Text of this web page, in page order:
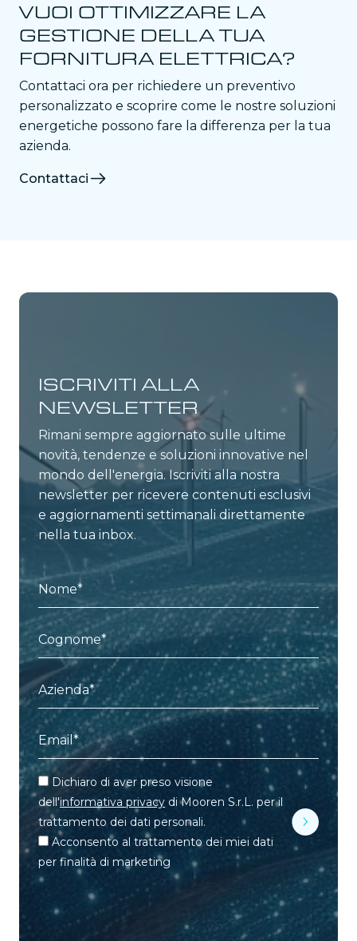
VUOI OTTIMIZZARE LA
GESTIONE DELLA TUA
FORNITURA ELETTRICA?
Contattaci ora per richiedere un preventivo
personalizzato e scoprire come le nostre soluzioni
energetiche possono fare la differenza per la tua
azienda.
Contattaci
ISCRIVITI ALLA
NEWSLETTER
Rimani sempre aggiornato sulle ultime
novità, tendenze e soluzioni innovative nel
mondo dell'energia. Iscriviti alla nostra
newsletter per ricevere contenuti esclusivi
e aggiornamenti settimanali direttamente
nella tua inbox.
Dichiaro di aver preso visione
dell'informativa privacy di Mooren S.r.L. per il
trattamento dei dati personali.
Acconsento al trattamento dei miei dati
per finalità di marketing